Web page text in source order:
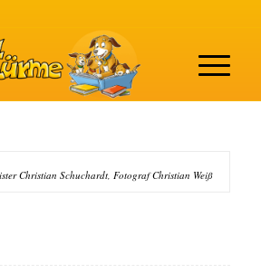
Christian Schuchardt, Fotograf Christian Weiß